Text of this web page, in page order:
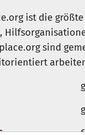
ist die
sind